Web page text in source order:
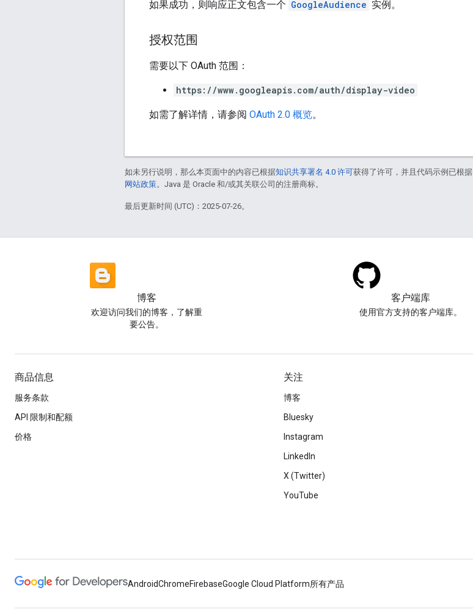
如果成功，则响应正文包含一个 GoogleAudience 实例。
授权范围
需要以下 OAuth 范围：
https://www.googleapis.com/auth/display-video
如需了解详情，请参阅 OAuth 2.0 概览。
如未另行说明，那么本页面中的内容已根据知识共享署名 4.0 许可获得了许可，并且代码示例已根据
网站政策。Java 是 Oracle 和/或其关联公司的注册商标。
最后更新时间 (UTC)：2025-07-26。
博客
欢迎访问我们的博客，了解重
要公告。
客户端库
使用官方支持的客户端库。
商品信息
服务条款
API 限制和配额
价格
关注
博客
Bluesky
Instagram
LinkedIn
X (Twitter)
YouTube
AndroidChromeFirebaseGoogle Cloud Platform所有产品